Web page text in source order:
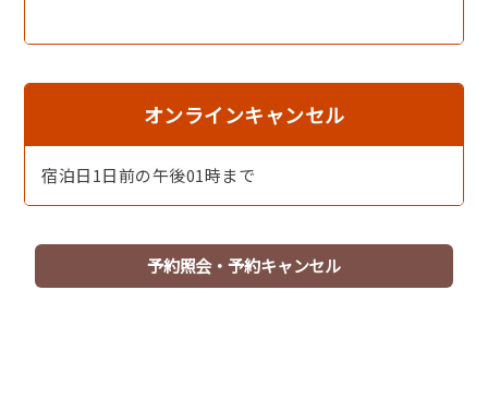
オンラインキャンセル
宿泊日1日前の午後01時まで
予約照会・予約キャンセル